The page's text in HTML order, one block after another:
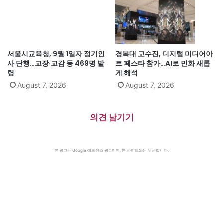
서울시교육청, 9월 1일자 정기인
사 단행…교장·교감 등 469명 발
령
August 7, 2026
경복대 교수진, 디지털 미디어아
트 페스타 참가…AI로 민화 새롭
게 해석
August 7, 2026
의견 남기기
본 광고는 Google 애드센스 광고이며, 본 사이트와는 무관합니다.